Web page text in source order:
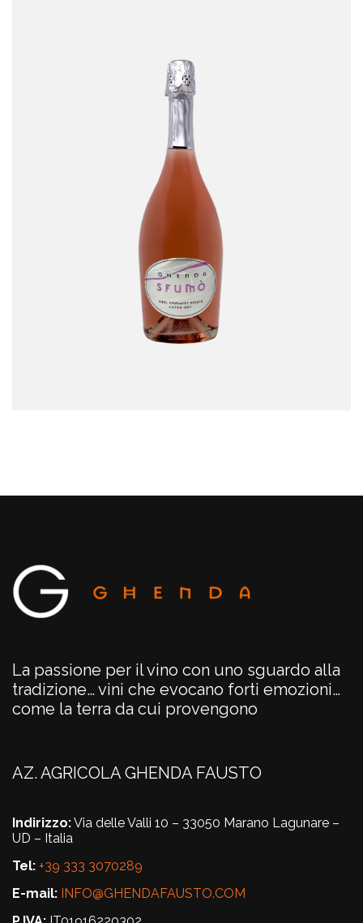
Sfumò
La passione per il vino con uno sguardo alla
tradizione… vini che evocano forti emozioni…
come la terra da cui provengono
AZ. AGRICOLA GHENDA FAUSTO
Indirizzo:Via delle Valli 10 – 33050 Marano Lagunare –
UD – Italia
Tel: +39 333 3070289
E-mail: INFO@GHENDAFAUSTO.COM